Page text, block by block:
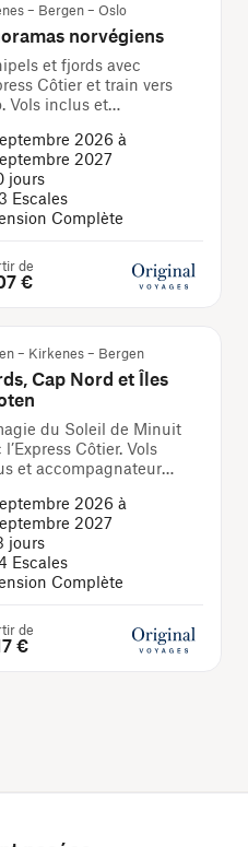
– Bergen – Oslo
norvégiens
et fjords avec
Côtier et train vers
Vols inclus et
2026 à
2027
jours
Escales
Complète
de
€
– Kirkenes – Bergen
Cap Nord et Îles
du Soleil de Minuit
l’Express Côtier. Vols
et accompagnateur
2026 à
2027
jours
Escales
Complète
de
€